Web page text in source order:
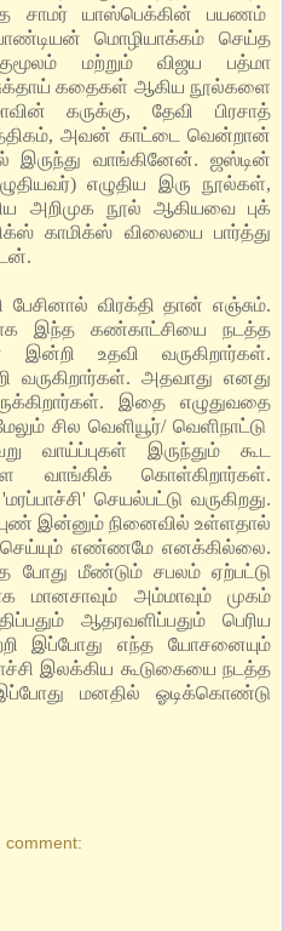
சாமர் யாஸ்பெக்கின் பயணம்
மொழியாக்கம் செய்த
மற்றும் விஜய பத்மா
கதைகள் ஆகிய நூல்களை
கருக்கு, தேவி பிரசாத்
அவன் காட்டை வென்றான்
இருந்து வாங்கினேன். ஜஸ்டின்
எழுதிய இரு நூல்கள்,
அறிமுக நூல் ஆகியவை புக்
காமிக்ஸ் விலையை பார்த்து
விரக்தி தான் எஞ்சும்.
இந்த கண்காட்சியை நடத்த
இன்றி உதவி வருகிறார்கள்.
வருகிறார்கள். அதவாது எனது
இதை எழுதுவதை
சில வெளியூர்/ வெளிநாட்டு
வாய்ப்புகள் இருந்தும் கூட
வாங்கிக் கொள்கிறார்கள்.
செயல்பட்டு வருகிறது.
இன்னும் நினைவில் உள்ளதால்
எண்ணமே எனக்கில்லை.
போது மீண்டும் சபலம் ஏற்பட்டு
மானசாவும் அம்மாவும் முகம்
ஆதரவளிப்பதும் பெரிய
இப்போது எந்த யோசனையும்
இலக்கிய கூடுகையை நடத்த
மனதில் ஓடிக்கொண்டு
comment: